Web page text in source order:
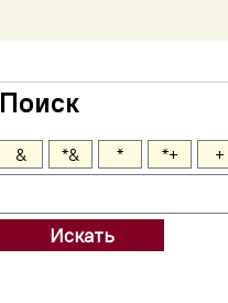
Поиск
& *& * *+ +
Искать